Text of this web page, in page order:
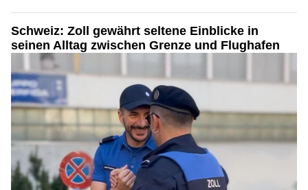
Schweiz: Zoll gewährt seltene Einblicke in
seinen Alltag zwischen Grenze und Flughafen